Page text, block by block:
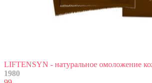
LIFTENSYN - натуральное омоложение
1980